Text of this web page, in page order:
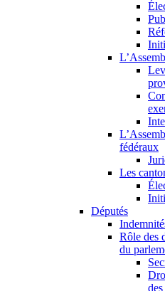
fédéraux
Les
Députés
Rôle des
du